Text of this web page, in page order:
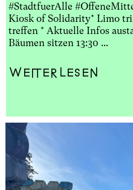
#StadtfuerAlle #OffeneMitteBerlin 13 Uhr Eröffnung
Kiosk of Solidarity* Limo
treffen * Aktuelle Infos
Bäumen sitzen 13:30 ...
Weiterlesen